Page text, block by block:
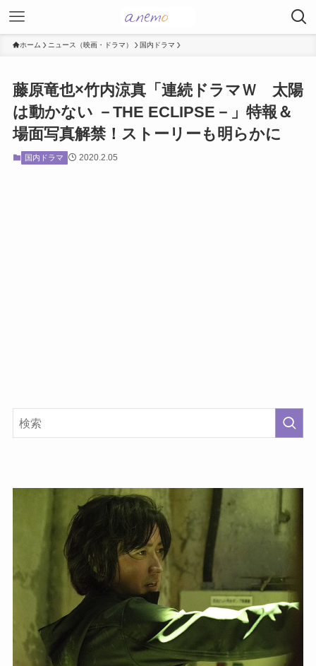
ホーム ニュース（映画・ドラマ） 国内ドラマ
藤原竜也×竹内涼真「連続ドラマＷ 太陽
は動かない －THE ECLIPSE－」特報＆
場面写真解禁！ストーリーも明らかに
国内ドラマ 2020.2.05